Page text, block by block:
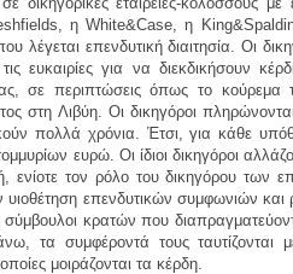
η White&Case, η
λέγεται επενδυτική διαιτησία. Οι
ευκαιρίες για να διεκδικήσουν
σε περιπτώσεις όπως το
στη Λιβύη. Οι δικηγόροι
πολλά χρόνια. Έτσι, για κάθε
ευρώ. Οι ίδιοι δικηγόροι
ενίοτε τον ρόλο του δικηγόρου
επενδυτικών συμφωνιών και
σύμβουλοι κρατών που
τα συμφέροντά τους ταυτίζονται
μοιράζονται τα κέρδη.